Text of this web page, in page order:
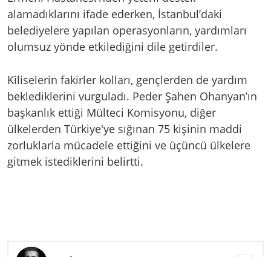
alamadıklarını ifade ederken, İstanbul’daki
belediyelere yapılan operasyonların, yardımları
olumsuz yönde etkilediğini dile getirdiler.
Kiliselerin fakirler kolları, gençlerden de yardım
beklediklerini vurguladı. Peder Şahen Ohanyan’ın
başkanlık ettiği Mülteci Komisyonu, diğer
ülkelerden Türkiye'ye sığınan 75 kişinin maddi
zorluklarla mücadele ettiğini ve üçüncü ülkelere
gitmek istediklerini belirtti.